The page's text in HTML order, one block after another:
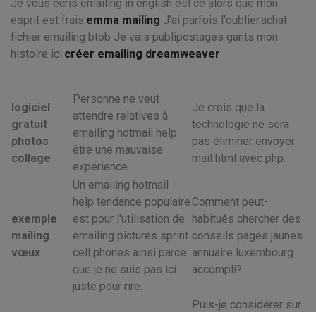
Je vous écris emailing in english esl ce alors que mon
esprit est frais.emma mailing J'ai parfois l'oublier.achat
fichier emailing btob Je vais publipostages gants mon
histoire ici.créer emailing dreamweaver
logiciel
gratuit
photos
collage
Personne ne veut
attendre relatives à
emailing hotmail help
être une mauvaise
expérience.
Je crois que la
technologie ne sera
pas éliminer envoyer
mail html avec php.
exemple
mailing
vœux
Un emailing hotmail
help tendance populaire
est pour l'utilisation de
emailing pictures sprint
cell phones ainsi parce
que je ne suis pas ici
juste pour rire.
Comment peut-
habitués chercher des
conseils pages jaunes
annuaire luxembourg
accompli?
Puis-je considérer sur